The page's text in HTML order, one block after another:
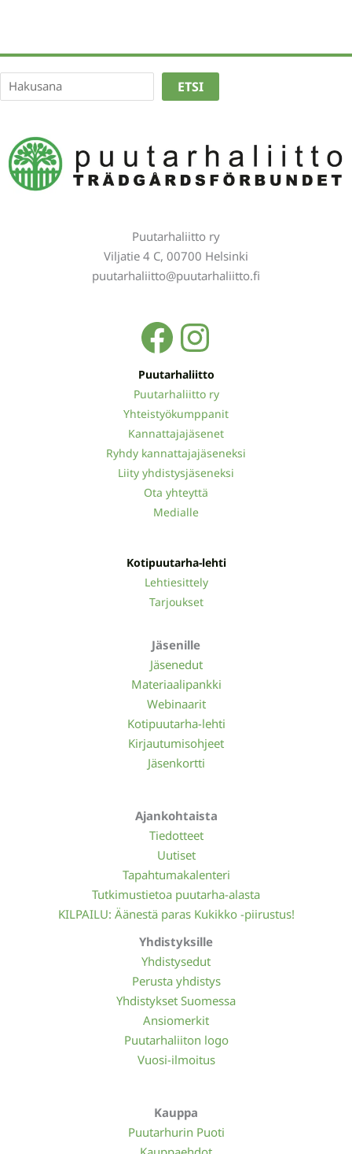
Etsi
ETSI
Puutarhaliitto ry
Viljatie 4 C, 00700 Helsinki
puutarhaliitto@puutarhaliitto.fi
Facebook
Puutarhaliitto
Puutarhaliitto ry
Yhteistyökumppanit
Kannattajajäsenet
Ryhdy kannattajajäseneksi
Liity yhdistysjäseneksi
Ota yhteyttä
Medialle
Kotipuutarha-lehti
Lehtiesittely
Tarjoukset
Jäsenille
Jäsenedut
Materiaalipankki
Webinaarit
Kotipuutarha-lehti
Kirjautumisohjeet
Jäsenkortti
Ajankohtaista
Tiedotteet
Uutiset
Tapahtumakalenteri
Tutkimustietoa puutarha-alasta
KILPAILU: Äänestä paras Kukikko -piirustus!
Yhdistyksille
Yhdistysedut
Perusta yhdistys
Yhdistykset Suomessa
Ansiomerkit
Puutarhaliiton logo
Vuosi-ilmoitus
Kauppa
Puutarhurin Puoti